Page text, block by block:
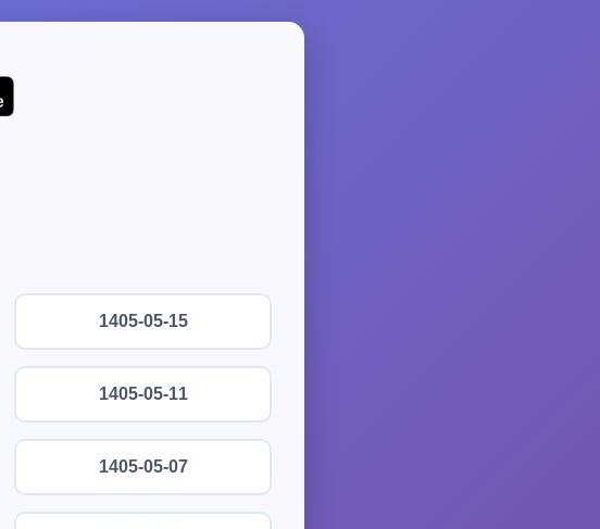
1405-05-15
1405-05-11
1405-05-07